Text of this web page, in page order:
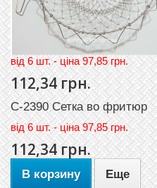
вiд 6 шт. - цiна 97,85 грн.
112,34 грн.
C-2390 Сетка во фритюр
вiд6 шт. - цiна 97,85 грн.
112,34 грн.
В корзину Еще